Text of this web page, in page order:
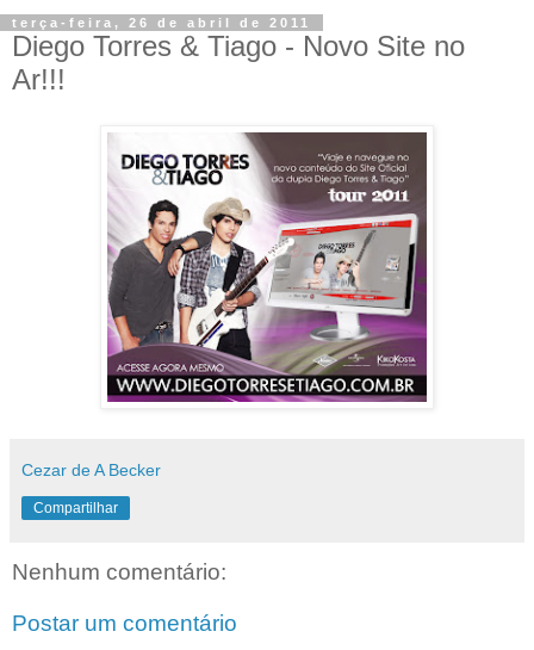
terça-feira, 26 de abril de 2011
Diego Torres & Tiago‏ - Novo Site no
Ar!!!
Cezar de A Becker
Compartilhar
Nenhum comentário:
Postar um comentário